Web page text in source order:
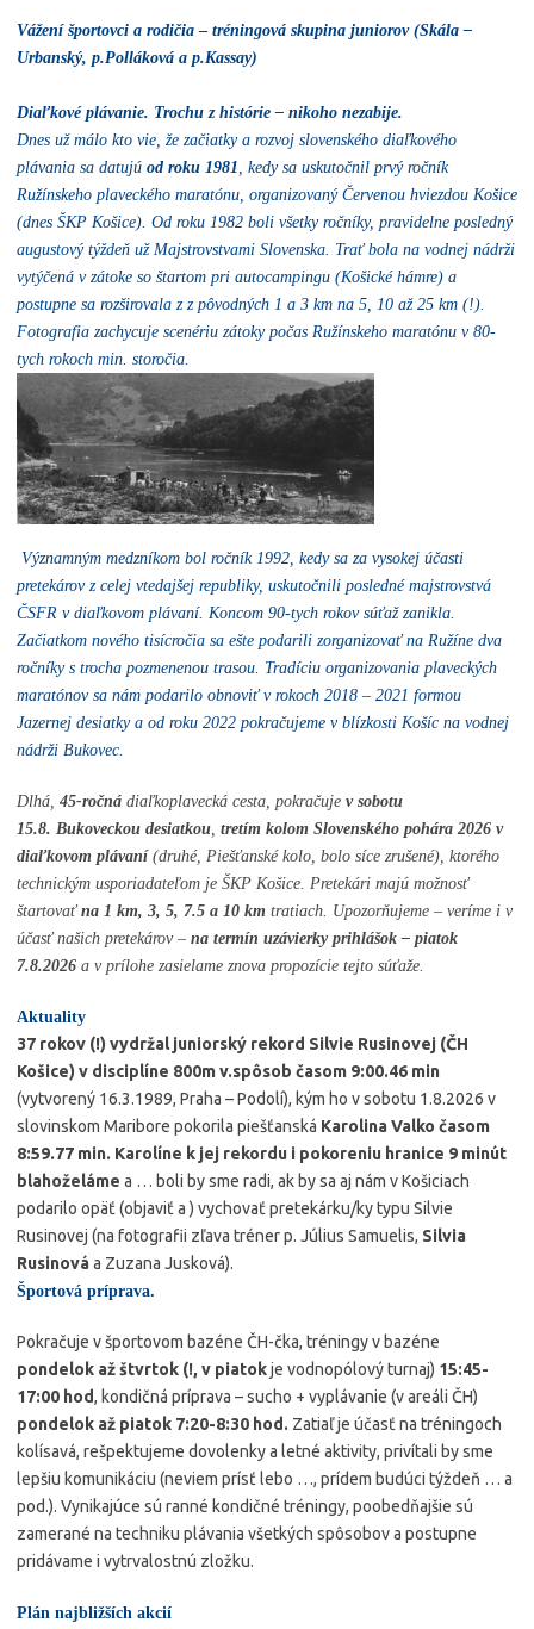
Vážení športovci a rodičia – tréningová skupina juniorov (Skála –
Urbanský, p.Polláková a p.Kassay)
Diaľkové plávanie. Trochu z histórie – nikoho nezabije.
Dnes už málo kto vie, že začiatky a rozvoj slovenského diaľkového
plávania sa datujú od roku 1981, kedy sa uskutočnil prvý ročník
Ružínskeho plaveckého maratónu, organizovaný Červenou hviezdou Košice
(dnes ŠKP Košice). Od roku 1982 boli všetky ročníky, pravidelne posledný
augustový týždeň už Majstrovstvami Slovenska. Trať bola na vodnej nádrži
vytýčená v zátoke so štartom pri autocampingu (Košické hámre) a
postupne sa rozširovala z z pôvodných 1 a 3 km na 5, 10 až 25 km (!).
Fotografia zachycuje scenériu zátoky počas Ružínskeho maratónu v 80-
tych rokoch min. storočia.
Významným medzníkom bol ročník 1992, kedy sa za vysokej účasti
pretekárov z celej vtedajšej republiky, uskutočnili posledné majstrovstvá
ČSFR v diaľkovom plávaní. Koncom 90-tych rokov súťaž zanikla.
Začiatkom nového tisícročia sa ešte podarili zorganizovať na Ružíne dva
ročníky s trocha pozmenenou trasou. Tradíciu organizovania plaveckých
maratónov sa nám podarilo obnoviť v rokoch 2018 – 2021 formou
Jazernej desiatky a od roku 2022 pokračujeme v blízkosti Košíc na vodnej
nádrži Bukovec.
Dlhá, 45-ročná diaľkoplavecká cesta, pokračuje v sobotu
15.8. Bukoveckou desiatkou, tretím kolom Slovenského pohára 2026 v
diaľkovom plávaní(druhé, Piešťanské kolo, bolo síce zrušené), ktorého
technickým usporiadateľom je ŠKP Košice. Pretekári majú možnosť
štartovaťna 1 km, 3, 5, 7.5 a 10 km tratiach. Upozorňujeme – veríme i v
účasť našich pretekárov – na termín uzávierky prihlášok – piatok
7.8.2026 a v prílohe zasielame znova propozície tejto súťaže.
Aktuality
37 rokov (!) vydržal juniorský rekord Silvie Rusinovej (ČH
Košice) v disciplíne 800m v.spôsob časom 9:00.46 min
(vytvorený 16.3.1989, Praha – Podolí), kým ho v sobotu 1.8.2026 v
slovinskom Maribore pokorila piešťanská Karolina Valko časom
8:59.77 min. Karolíne k jej rekordu i pokoreniu hranice 9 minút
blahoželáme a … boli by sme radi, ak by sa aj nám v Košiciach
podarilo opäť (objaviť a ) vychovať pretekárku/ky typu Silvie
Rusinovej (na fotografii zľava tréner p. Július Samuelis, Silvia
Rusinováa Zuzana Jusková).
Športová príprava.
Pokračuje v športovom bazéne ČH-čka, tréningy v bazéne
pondelok až štvrtok (!, v piatokje vodnopólový turnaj) 15:45-
17:00 hod, kondičná príprava – sucho + vyplávanie (v areáli ČH)
pondelok až piatok 7:20-8:30 hod. Zatiaľ je účasť na tréningoch
kolísavá, rešpektujeme dovolenky a letné aktivity, privítali by sme
lepšiu komunikáciu (neviem prísť lebo …, prídem budúci týždeň … a
pod.). Vynikajúce sú ranné kondičné tréningy, poobedňajšie sú
zamerané na techniku plávania všetkých spôsobov a postupne
pridávame i vytrvalostnú zložku.
Plán najbližších akcií